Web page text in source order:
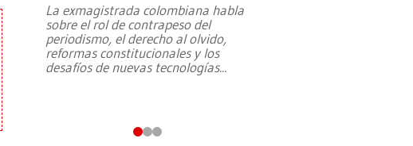
La exmagistrada colombiana habla
sobre el rol de contrapeso del
periodismo, el derecho al olvido,
reformas constitucionales y los
desafíos de nuevas tecnologías...